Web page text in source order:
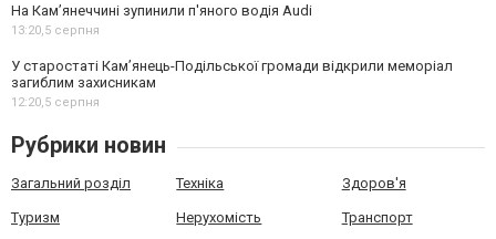
На Камʼянеччині зупинили п'яного водія Audi
13:20,5 серпня
У старостаті Кам’янець-Подільської громади відкрили меморіал
загиблим захисникам
12:20,5 серпня
Рубрики новин
Загальний розділ Техніка Здоров'я
Туризм Нерухомість Транспорт